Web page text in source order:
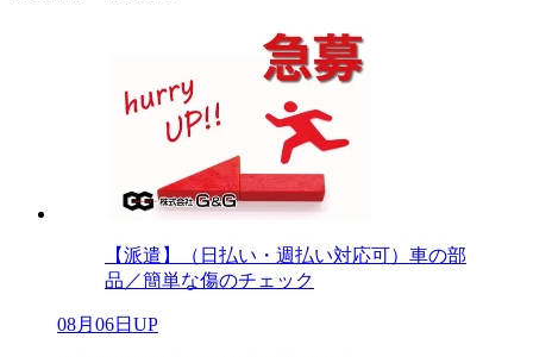
【派遣】（日払い・週払い対応可）車の部
品／簡単な傷のチェック
08月06日UP